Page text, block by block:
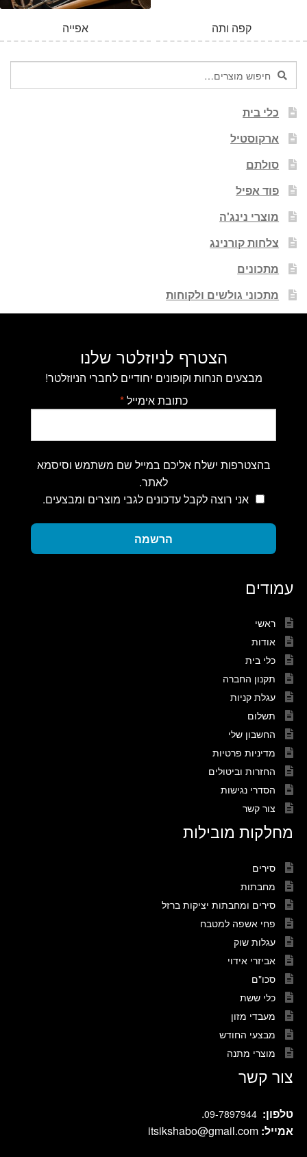
אפייה קפה ותה
חיפוש
עבור:
חיפוש
כלי בית
ארקוסטיל
סולתם
פוד אפיל
מוצרי נינג'ה
צלחות קורנינג
מתכונים
מתכוני גולשים ולקוחות
הצטרף לניוזלטר שלנו
מבצעים הנחות וקופונים יחודיים לחברי הניוזלטר!
כתובת אימייל*
בהצטרפות ישלח אליכם במייל שם משתמש וסיסמא
לאתר.
אני רוצה לקבל עדכונים לגבי מוצרים ומבצעים.
הרשמה
עמודים
ראשי
אודות
כלי בית
תקנון החברה
עגלת קניות
תשלום
החשבון שלי
מדיניות פרטיות
החזרות וביטולים
הסדרי נגישות
צור קשר
מחלקות מובילות
סירים
מחבתות
סירים ומחבתות יציקות ברזל
פחי אשפה למטבח
עגלות שוק
אביזרי אידוי
סכו"ם
כלי ששת
מעבדי מזון
מבצעי החודש
מוצרי מתנה
צור קשר
טלפון: 09-7897944
.
אמייל: itsikshabo@gmail.com